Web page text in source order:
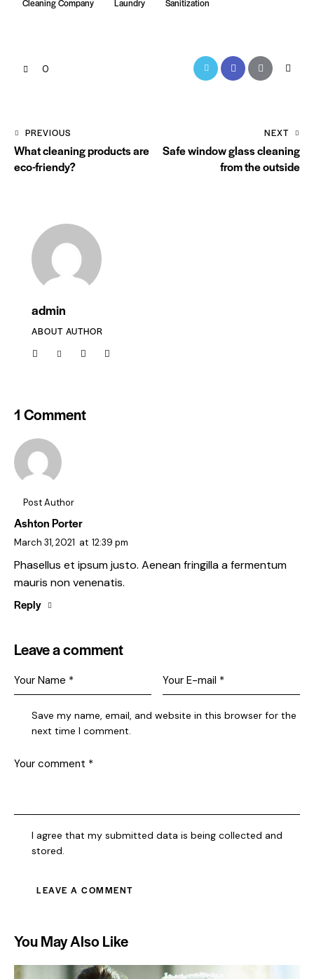
Cleaning Company Laundry Sanitization
0
PREVIOUS
What cleaning products are
eco-friendy?
NEXT
Safe window glass cleaning
from the outside
admin
ABOUT AUTHOR
1 Comment
Post Author
Ashton Porter
March 31, 2021 at 12:39 pm
Phasellus et ipsum justo. Aenean fringilla a fermentum
mauris non venenatis.
Reply
Leave a comment
Save my name, email, and website in this browser for the
next time I comment.
I agree that my submitted data is being collected and
stored.
You May Also Like